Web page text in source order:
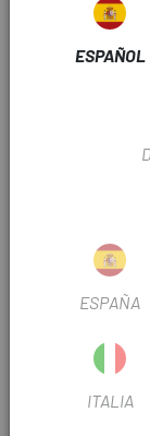
Todo esto
e-bikes y
Además es un
disolventes
granito de
Y todo ello con
Tras varios
competiciones
Primaflor-
madrileña
perfecto.
ESPAÑOL
ESPAÑA
ITALIA